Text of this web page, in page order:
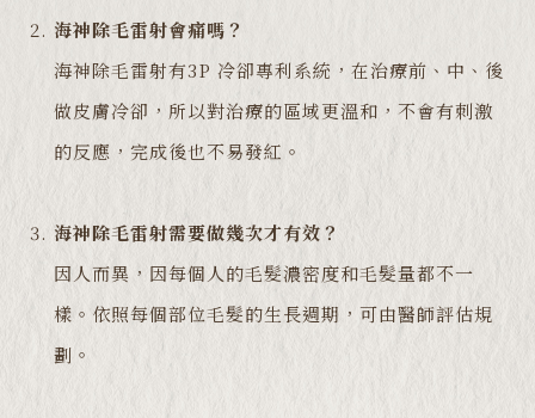
海神除毛雷射會痛嗎？
海神除毛雷射有3P 冷卻專利系統，在治療前、中、後
做皮膚冷卻，所以對治療的區域更溫和，不會有刺激
的反應，完成後也不易發紅。
海神除毛雷射需要做幾次才有效？
因人而異，因每個人的毛髮濃密度和毛髮量都不一
樣。依照每個部位毛髮的生長週期，可由醫師評估規
劃。